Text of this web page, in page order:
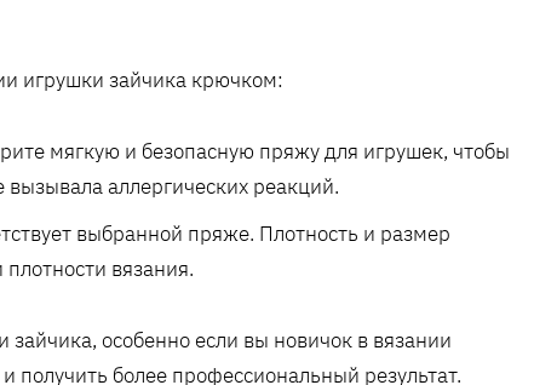
игрушки зайчика крючком:
мягкую и безопасную пряжу для игрушек, чтобы
аллергических реакций.
выбранной пряже. Плотность и размер
вязания.
особенно если вы новичок в вязании
более профессиональный результат.